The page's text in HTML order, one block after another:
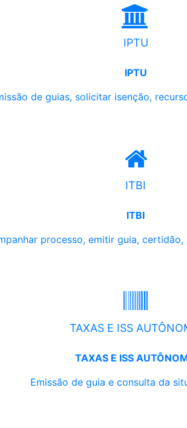
IPTU
IPTU
de guias, solicitar isenção,
ITBI
ITBI
processo, emitir guia, certidão,
TAXAS E ISS
TAXAS E ISS
Emissão de guia e consulta da